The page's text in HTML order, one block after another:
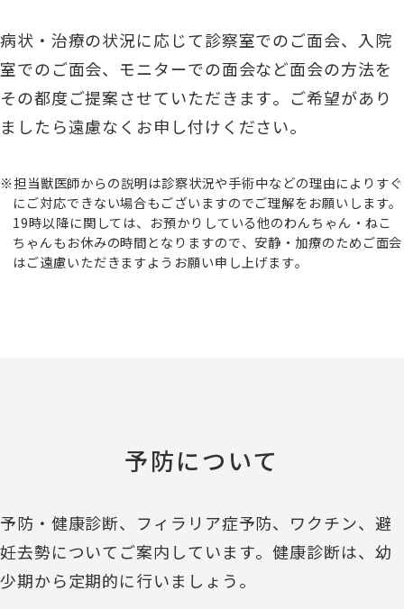
病状・治療の状況に応じて診察室でのご面会、入院
室でのご面会、モニターでの面会など面会の方法を
その都度ご提案させていただきます。ご希望があり
ましたら遠慮なくお申し付けください。
担当獣医師からの説明は診察状況や手術中などの理由によりすぐ
にご対応できない場合もございますのでご理解をお願いします。
19時以降に関しては、お預かりしている他のわんちゃん・ねこ
ちゃんもお休みの時間となりますので、安静・加療のためご面会
はご遠慮いただきますようお願い申し上げます。
予防について
予防・健康診断、フィラリア症予防、ワクチン、避
妊去勢についてご案内しています。健康診断は、幼
少期から定期的に行いましょう。